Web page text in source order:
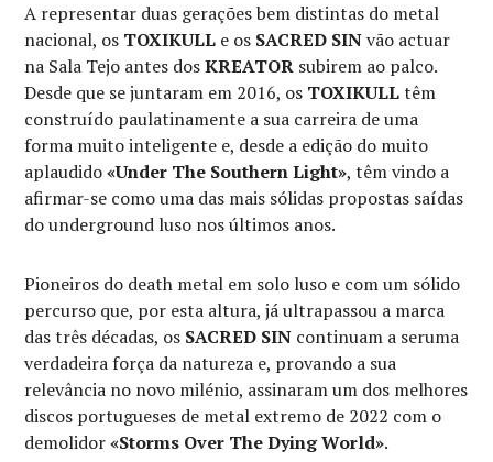
A representar duas gerações bem distintas do metal
nacional, os TOXIKULL e os SACRED SINvão actuar
na Sala Tejo antes dosKREATOR subirem ao palco.
Desde que se juntaram em 2016, os TOXIKULLtêm
construído paulatinamente a sua carreira de uma
forma muito inteligente e, desde a edição do muito
aplaudido«Under The Southern Light», têm vindo a
afirmar-se como uma das mais sólidas propostas saídas
do underground luso nos últimos anos.
Pioneiros do death metal em solo luso e com um sólido
percurso que, por esta altura, já ultrapassou a marca
das três décadas, os SACRED SIN continuam a seruma
verdadeira força da natureza e, provando a sua
relevância no novo milénio, assinaram um dos melhores
discos portugueses de metal extremo de 2022 com o
demolidor«Storms Over The Dying World».